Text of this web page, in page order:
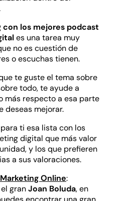
con los mejores podcast
es una tarea muy
no es cuestión de
o escuchas tienen.
te guste el tema sobre
todo, te ayude a
más respecto a esa parte
deseas mejorar.
ti esa lista con los
digital que más valor
y los que prefieren
a sus valoraciones.
Online:
granJoan Boluda, en